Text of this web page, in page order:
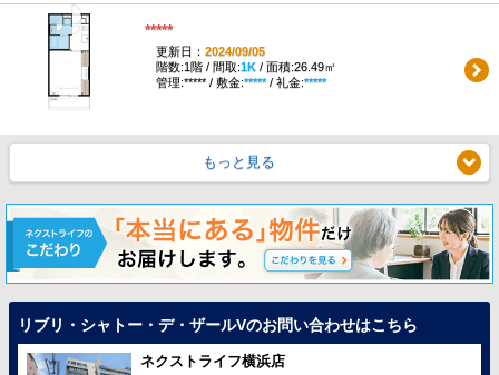
*****
更新日： 2024/09/05
階数:1階 / 間取:1K/ 面積:26.49㎡
管理:***** / 敷金:*****/ 礼金:*****
もっと見る
リブリ・シャトー・デ・ザールVのお問い合わせはこちら
ネクストライフ横浜店